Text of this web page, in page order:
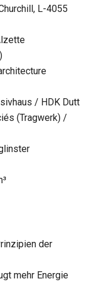
L-4055
/ HDK Dutt
(Tragwerk) /
der
mehr Energie